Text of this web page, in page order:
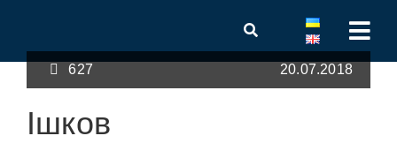
627 20.07.2018
Ішков